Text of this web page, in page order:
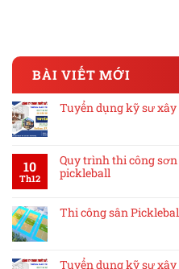
BÀI VIẾT MỚI
Tuyển dụng kỹ sư
10
Th12
Quy trình thi công
pickleball
Thi công sân
Tuyển dụng kỹ sư